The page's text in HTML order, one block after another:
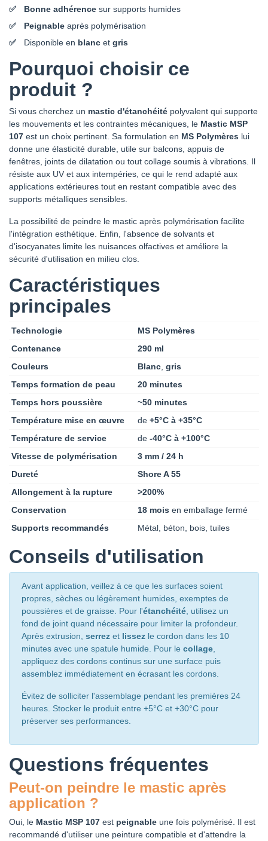
Bonne adhérence sur supports humides
Peignable après polymérisation
Disponible en blanc et gris
Pourquoi choisir ce
produit ?
Si vous cherchez un mastic d'étanchéité polyvalent qui supporte
les mouvements et les contraintes mécaniques, le Mastic MSP
107 est un choix pertinent. Sa formulation en MS Polymères lui
donne une élasticité durable, utile sur balcons, appuis de
fenêtres, joints de dilatation ou tout collage soumis à vibrations. Il
résiste aux UV et aux intempéries, ce qui le rend adapté aux
applications extérieures tout en restant compatible avec des
supports métalliques sensibles.
La possibilité de peindre le mastic après polymérisation facilite
l'intégration esthétique. Enfin, l'absence de solvants et
d'isocyanates limite les nuisances olfactives et améliore la
sécurité d'utilisation en milieu clos.
Caractéristiques
principales
Technologie
MS Polymères
Contenance
290 ml
Couleurs
Blanc gris
Temps formation de peau
20 minutes
Temps hors poussière
~50 minutes
Température mise en œuvre
de +5°C à +35°C
Température de service
de -40°C à +100°C
Vitesse de polymérisation
3 mm / 24 h
Dureté
Shore A 55
Allongement à la rupture
>200%
Conservation
18 mois en emballage fermé
Supports recommandés
Métal, béton, bois, tuiles
Conseils d'utilisation
Avant application, veillez à ce que les surfaces soient
propres, sèches ou légèrement humides, exemptes de
poussières et de graisse. Pour l'étanchéité , utilisez un
fond de joint quand nécessaire pour limiter la profondeur.
Après extrusion, serrez et lissez le cordon dans les 10
minutes avec une spatule humide. Pour le collage
appliquez des cordons continus sur une surface puis
assemblez immédiatement en écrasant les cordons.
Évitez de solliciter l'assemblage pendant les premières 24
heures. Stocker le produit entre +5°C et +30°C pour
préserver ses performances.
Questions fréquentes
Peut-on peindre le mastic après
application ?
Oui, le Mastic MSP 107 est peignable une fois polymérisé. Il est
recommandé d'utiliser une peinture compatible et d'attendre la